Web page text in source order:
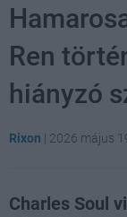
Ren
hiányzó
Rixon | 2026 május
Charles Soul